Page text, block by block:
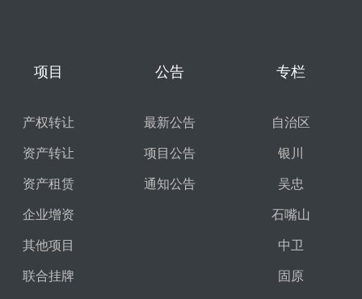
项目
产权转让
资产转让
资产租赁
企业增资
其他项目
联合挂牌
公告
最新公告
项目公告
通知公告
专栏
自治区
银川
吴忠
石嘴山
中卫
固原